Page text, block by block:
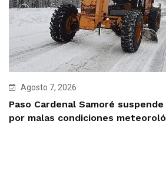
Agosto 7, 2026
Paso Cardenal Samoré
por malas condiciones